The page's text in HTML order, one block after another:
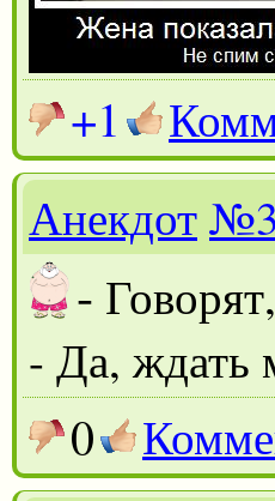
+1
Анекдот
-
- Да, ждать
0